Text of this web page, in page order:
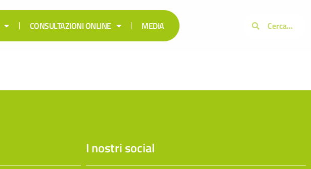
CONSULTAZIONI ONLINE MEDIA
I nostri social